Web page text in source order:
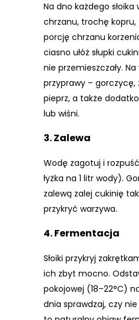
Na dno każdego słoika
chrzanu, trochę kopru,
porcję chrzanu
ciasno ułóż słupki
nie przemieszczały.
przyprawy – gorczycę,
pieprz, a także
lub wiśni.
3. Zalewa
Wodę zagotuj i rozpuść
łyżka na 1 litr wody).
zalewą zalej cukinię
przykryć warzywa.
4. Fermentacja
Słoiki przykryj
ich zbyt mocno.
pokojowej (18–22°C)
dnia sprawdzaj, czy